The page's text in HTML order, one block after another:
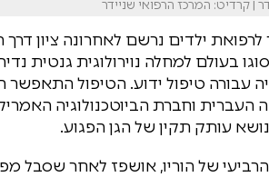
| קרדיט: המרכז הרפואי שניידר
לרפואת ילדים נרשם לאחרונה ציון
עבורה טיפול ידוע. הטיפול התאפשר
הרביעי של הוריו, אושפז לאחר שסבל